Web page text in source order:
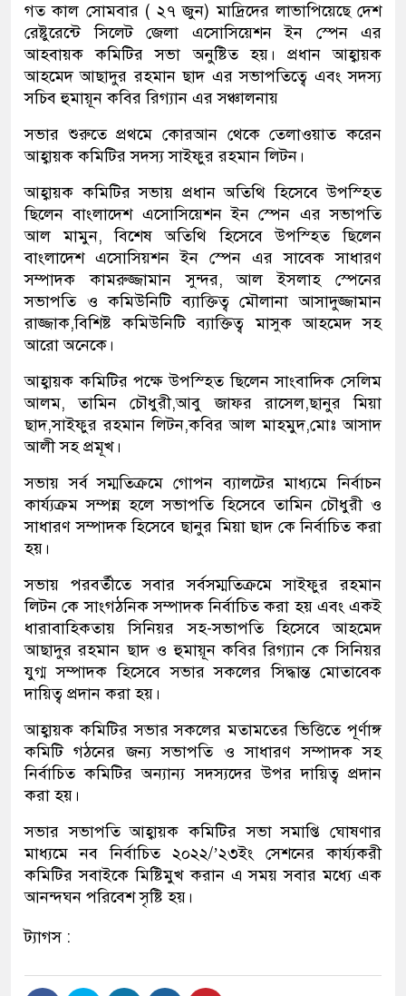
গত কাল সোমবার ( ২৭ জুন) মাদ্রিদের লাভাপিয়েছে দেশ
রেষ্টুরেন্টে সিলেট জেলা এসোসিয়েশন ইন স্পেন এর
আহবায়ক কমিটির সভা অনুষ্টিত হয়। প্রধান আহ্বায়ক
আহমেদ আছাদুর রহমান ছাদ এর সভাপতিত্বে এবং সদস‍্য
সচিব হুমায়ূন কবির রিগ‍্যান এর সঞ্চালনায়
সভার শুরুতে প্রথমে কোরআন থেকে তেলাওয়াত করেন
আহ্বায়ক কমিটির সদস‍্য সাইফুর রহমান লিটন।
আহ্বায়ক কমিটির সভায় প্রধান অতিথি হিসেবে উপস্হিত
ছিলেন বাংলাদেশ এসোসিয়েশন ইন স্পেন এর সভাপতি
আল মামুন, বিশেষ অতিথি হিসেবে উপস্হিত ছিলেন
বাংলাদেশ এসোসিয়শন ইন স্পেন এর সাবেক সাধারণ
সম্পাদক কামরুজ্জামান সুন্দর, আল ইসলাহ স্পেনের
সভাপতি ও কমিউনিটি ব‍্যাক্তিত্ব মৌলানা আসাদুজ্জামান
রাজ্জাক,বিশিষ্ট কমিউনিটি ব‍্যাক্তিত্ব মাসুক আহমেদ সহ
আরো অনেকে।
আহ্বায়ক কমিটির পক্ষে উপস্হিত ছিলেন সাংবাদিক সেলিম
আলম, তামিন চৌধুরী,আবু জাফর রাসেল,ছানুর মিয়া
ছাদ,সাইফুর রহমান লিটন,কবির আল মাহমুদ,মোঃ আসাদ
আলী সহ প্রমূখ।
সভায় সর্ব সম্মতিক্রমে গোপন ব‍্যালটের মাধ‍্যমে নির্বাচন
কার্য‍্যক্রম সম্পন্ন হলে সভাপতি হিসেবে তামিন চৌধুরী ও
সাধারণ সম্পাদক হিসেবে ছানুর মিয়া ছাদ কে নির্বাচিত করা
হয়।
সভায় পরবর্তীতে সবার সর্বসম্মতিক্রমে সাইফুর রহমান
লিটন কে সাংগঠনিক সম্পাদক নির্বাচিত করা হয় এবং একই
ধারাবাহিকতায় সিনিয়র সহ-সভাপতি হিসেবে আহমেদ
আছাদুর রহমান ছাদ ও হুমায়ূন কবির রিগ‍্যান কে সিনিয়র
যুগ্ম সম্পাদক হিসেবে সভার সকলের সিদ্ধান্ত মোতাবেক
দায়িত্ব প্রদান করা হয়।
আহ্বায়ক কমিটির সভার সকলের মতামতের ভিত্তিতে পূর্ণাঙ্গ
কমিটি গঠনের জন‍্য সভাপতি ও সাধারণ সম্পাদক সহ
নির্বাচিত কমিটির অন‍্যান‍্য সদস‍্যদের উপর দায়িত্ব প্রদান
করা হয়।
সভার সভাপতি আহ্বায়ক কমিটির সভা সমাপ্তি ঘোষণার
মাধ‍্যমে নব নির্বাচিত ২০২২/’২৩ইং সেশনের কার্য‍্যকরী
কমিটির সবাইকে মিষ্টিমুখ করান এ সময় সবার মধ‍্যে এক
আনন্দঘন পরিবেশ সৃষ্টি হয়।
ট্যাগস :